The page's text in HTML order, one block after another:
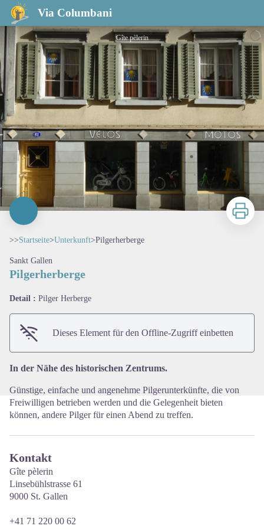
Via Columbani
Pilgerherberge
Gîte pèlerin
Zu
>>Startseite>Unterkunft>Pilgerherberge
Sankt Gallen
Pilgerherberge
Detail : Pilger Herberge
Dieses Element für den Offline-Zugriff einbetten
In der Nähe des historischen Zentrums.
Günstige, einfache und angenehme Pilgerunterkünfte, die von
Freiwilligen betrieben werden und die Gelegenheit bieten
können, andere Pilger für einen Abend zu treffen.
Kontakt
Gîte pèlerin
Linsebühlstrasse 61
9000 St. Gallen
+41 71 220 00 62